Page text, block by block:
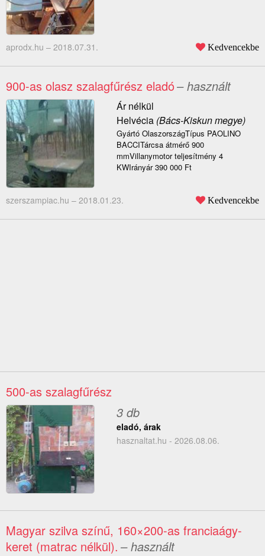
aprodx.hu – 2018.07.31. Kedvencekbe
900-as olasz szalagfűrész eladó– használt
Ár nélkül
Helvécia(Bács-Kiskun megye)
Gyártó OlaszországTípus PAOLINO
BACCITárcsa átmérő 900
mmVillanymotor teljesítmény 4
KWIrányár 390 000 Ft
szerszampiac.hu – 2018.01.23. Kedvencekbe
500-as szalagfűrész
3 db
eladó, árak
hasznaltat.hu - 2026.08.06.
Magyar szilva színű, 160×200-as franciaágy-
keret (matrac nélkül). – használt